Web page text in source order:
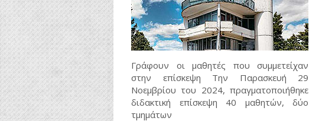
Γράφουν οι μαθητές που συμμετείχαν
στην επίσκεψη Την Παρασκευή 29
Νοεμβρίου του 2024, πραγματοποιήθηκε
διδακτική επίσκεψη 40 μαθητών, δύο
τμημάτων